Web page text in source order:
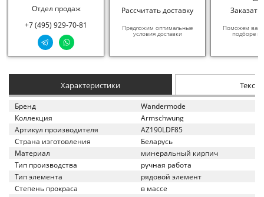
Отдел продаж
+7 (495) 929-70-81
Рассчитать доставку
Предложим оптимальные
условия доставки
Заказать
Поможем вам
подборе
Характеристики
Бренд
Wandermode
Коллекция
Armschwung
Артикул производителя
AZ190LDF85
Страна изготовления
Беларусь
Материал
минеральный кирпич
Тип производства
ручная работа
Тип элемента
рядовой элемент
Степень прокраса
в массе